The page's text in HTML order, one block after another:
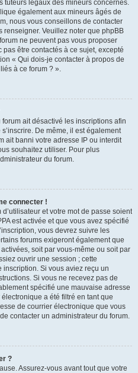
tuteurs légaux des mineurs concernés.
également aux mineurs âgés de
nous vous conseillons de contacter
Veuillez noter que phpBB
ne peuvent pas vous proposer
être contactés à ce sujet, excepté
« Qui dois-je contacter à propos de
à ce forum ? ».
forum ait désactivé les inscriptions afin
De même, il est également
ait banni votre adresse IP ou interdit
souhaitez utiliser. Pour plus
du forum.
connecter !
et votre mot de passe soient
est activée et que vous avez spécifié
vous devrez suivre les
forums exigeront également que
soit par vous-même ou soit par
ouvrir une session ; cette
Si vous aviez reçu un
Si vous ne recevez pas de
spécifié une mauvaise adresse
a été filtré en tant que
de courrier électronique que vous
contacter un administrateur du forum.
?
Assurez-vous avant tout que votre